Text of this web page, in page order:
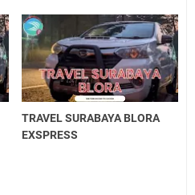
TRAVEL SURABAYA BLORA
EXSPRESS